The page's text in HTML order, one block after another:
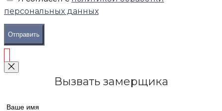
персональных данных
Отправить
Вызвать замерщика
Ваше имя